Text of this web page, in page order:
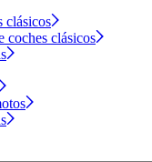
clásicos
coches clásicos